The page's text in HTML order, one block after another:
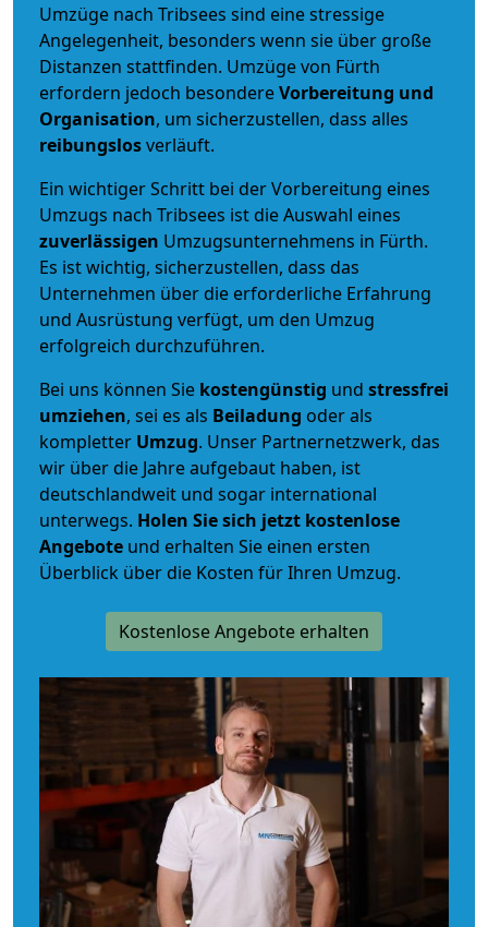
Umzüge nach Tribsees sind eine stressige
Angelegenheit, besonders wenn sie über große
Distanzen stattfinden. Umzüge von Fürth
erfordern jedoch besondereVorbereitung und
Organisation, um sicherzustellen, dass alles
reibungslosverläuft.
Ein wichtiger Schritt bei der Vorbereitung eines
Umzugs nach Tribsees ist die Auswahl eines
zuverlässigen Umzugsunternehmens in Fürth.
Es ist wichtig, sicherzustellen, dass das
Unternehmen über die erforderliche Erfahrung
und Ausrüstung verfügt, um den Umzug
erfolgreich durchzuführen.
Bei uns können Sie kostengünstig und stressfrei
umziehen, sei es als Beiladung oder als
kompletter Umzug. Unser Partnernetzwerk, das
wir über die Jahre aufgebaut haben, ist
deutschlandweit und sogar international
unterwegs. Holen Sie sich jetzt kostenlose
Angebote und erhalten Sie einen ersten
Überblick über die Kosten für Ihren Umzug.
Kostenlose Angebote erhalten